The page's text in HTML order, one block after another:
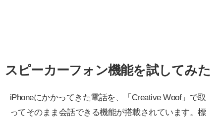
スピーカーフォン機能を試してみた
iPhoneにかかってきた電話を、「Creative Woof」で取
ってそのまま会話できる機能が搭載されています。標